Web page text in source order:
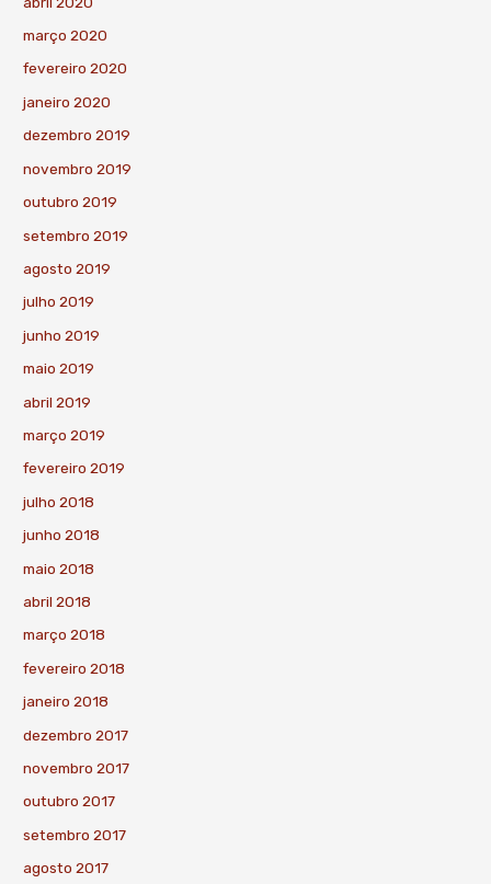
março 2020
fevereiro 2020
janeiro 2020
dezembro 2019
novembro 2019
outubro 2019
setembro 2019
agosto 2019
julho 2019
junho 2019
maio 2019
abril 2019
março 2019
fevereiro 2019
julho 2018
junho 2018
maio 2018
abril 2018
março 2018
fevereiro 2018
janeiro 2018
dezembro 2017
novembro 2017
outubro 2017
setembro 2017
agosto 2017